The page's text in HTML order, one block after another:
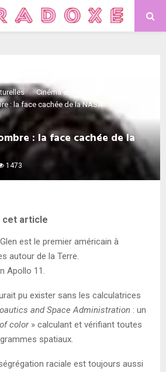
Cinéma et séries
: la face cachée de la NASA
: la face cachée de la
1473
cet article
Glen est le premier américain à
autour de la Terre.
Apollo 11.
pu exister sans les calculatrices
and Space Administration : un
color» calculant et vérifiant toutes
spatiaux.
raciale est toujours aussi